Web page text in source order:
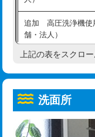
コンクリート斫り（
モルタル補修（厚さ
モルタル補修（厚さ
洗面台設置
追加人工
廃棄・処分
給水管工事※（ホー
給水管工事※（バン
給水管工事※（支持
給水管工事※（保温
め込み）)
給水管工事※（土の
業)
追加 高圧洗浄機使
舗・法人）
高度高圧洗浄換
トーラー機使用/3m
追加トーラー機使用/
上記の表をスクロ
洗面所